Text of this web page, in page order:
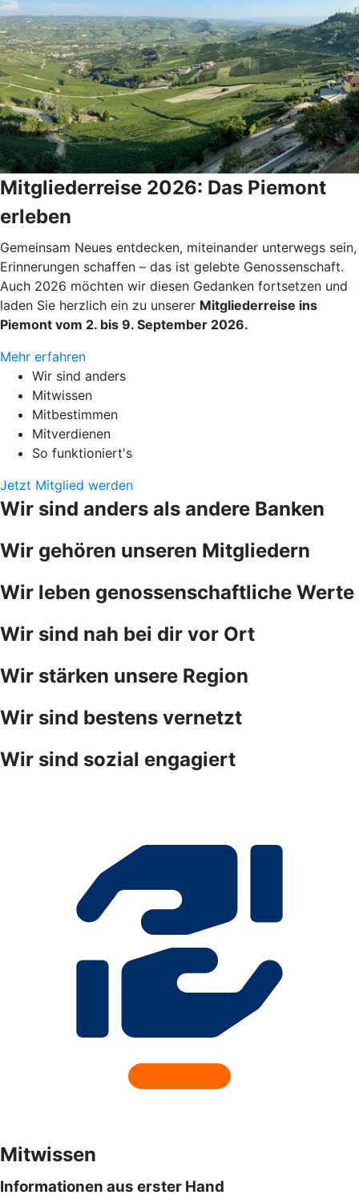
Mitgliederreise 2026: Das Piemont
erleben
Gemeinsam Neues entdecken, miteinander unterwegs sein,
Erinnerungen schaffen – das ist gelebte Genossenschaft.
Auch 2026 möchten wir diesen Gedanken fortsetzen und
laden Sie herzlich ein zu unserer Mitgliederreise ins
Piemont vom 2. bis 9. September 2026.
Mehr erfahren
Wir sind anders
Mitwissen
Mitbestimmen
Mitverdienen
So funktioniert's
Jetzt Mitglied werden
Wir sind anders als andere Banken
Wir gehören unseren Mitgliedern
Wir leben genossenschaftliche Werte
Wir sind nah bei dir vor Ort
Wir stärken unsere Region
Wir sind bestens vernetzt
Wir sind sozial engagiert
Mitwissen
Informationen aus erster Hand